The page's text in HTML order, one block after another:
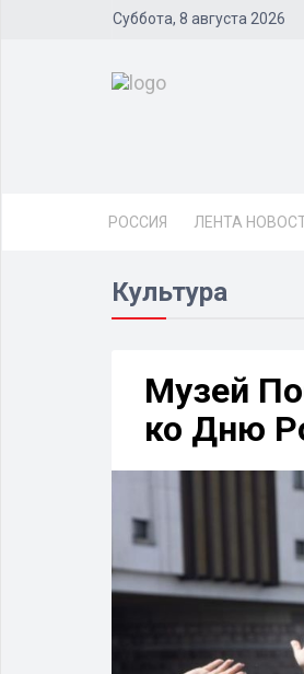
Суббота, 8 августа 2026
РОССИЯ ЛЕНТА
Культура
Музей
ко Дню